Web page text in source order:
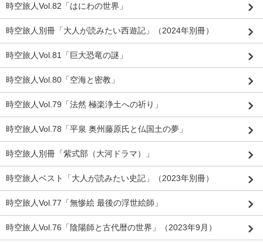
時空旅人Vol.82「はにわの世界」
時空旅人別冊「大人が読みたい西遊記」（2024年別冊）
時空旅人Vol.81「巨大恐竜の謎」
時空旅人Vol.80「空海と密教」
時空旅人Vol.79「法然 極楽浄土への祈り」
時空旅人Vol.78「平泉 奥州藤原氏と仏国土の夢」
時空旅人別冊「紫式部（大河ドラマ）」
時空旅人ベスト「大人が読みたい史記」（2023年別冊）
時空旅人Vol.77「無惨絵 最後の浮世絵師」
時空旅人Vol.76「陰陽師と古代暦の世界」（2023年9月）